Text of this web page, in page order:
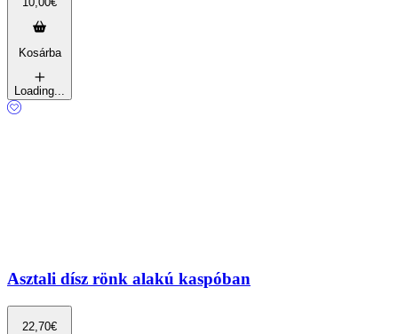
Kosárba
Loading...
Asztali dísz rönk alakú kaspóban
22,70€